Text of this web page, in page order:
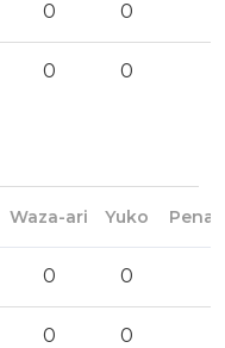
0 0
0 0
Waza-ari Yuko
0 0
0 0